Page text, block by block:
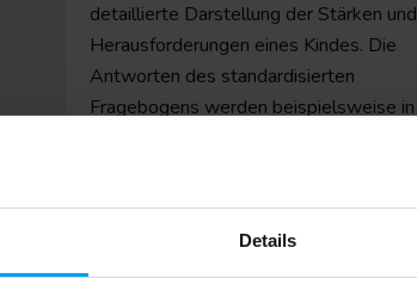
Details
detaillierte Darstellung der Stärken und
Herausforderungen eines Kindes. Die
Antworten des standardisierten
Fragebogens werden beispielsweise in
eine ganzheitliche Betrachtung der